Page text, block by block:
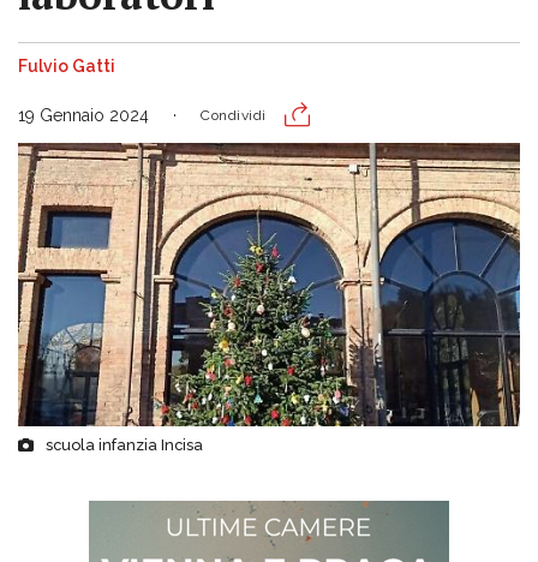
Fulvio Gatti
19 Gennaio 2024 Condividi
scuola infanzia Incisa